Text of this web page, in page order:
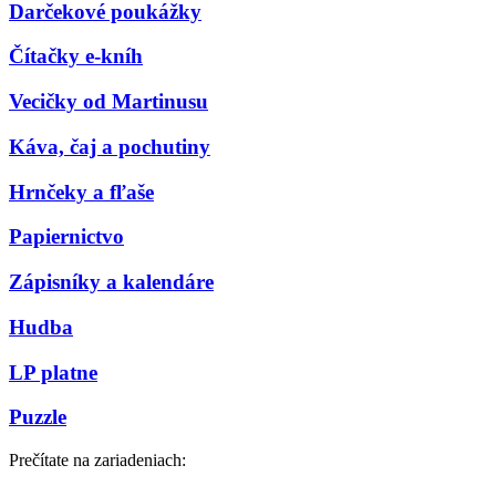
Darčekové poukážky
Čítačky e-kníh
Vecičky od Martinusu
Káva, čaj a pochutiny
Hrnčeky a fľaše
Papiernictvo
Zápisníky a kalendáre
Hudba
LP platne
Puzzle
Prečítate na zariadeniach: